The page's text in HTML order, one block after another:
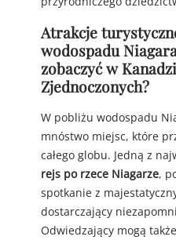
Atrakcje
wodospadu
zobaczyć w
Zjednoczonych?
W pobliżu wodospadu
mnóstwo miejsc, które
całego globu. Jedną z
rejs po rzece Niagarze,
spotkanie z
dostarczający
Odwiedzający mogą